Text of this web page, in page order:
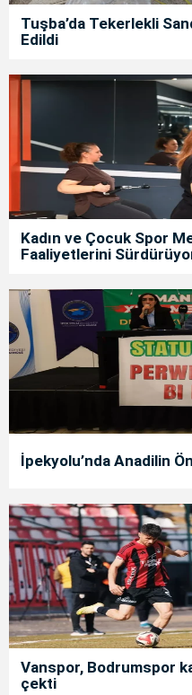
Tuşba’da Tekerlekli
Edildi
Kadın ve Çocuk Spor
Faaliyetlerini
İpekyolu’nda Anadilin
Vanspor, Bodrumspor
çekti